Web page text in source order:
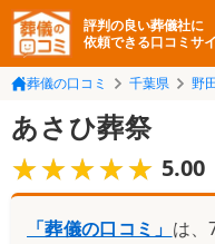
評判の良い葬儀社に
依頼できる口コミサ
葬儀の口コミ 千葉県 野
あさひ葬祭
★★★★★
★★★★★ 5.00
「葬儀の口コミ」 は、